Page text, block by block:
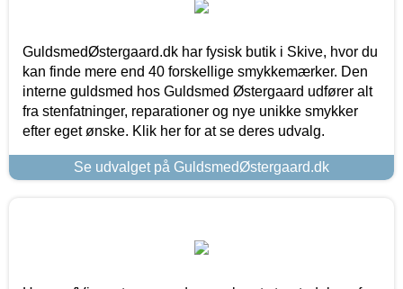
GuldsmedØstergaard.dk har fysisk butik i Skive, hvor du
kan finde mere end 40 forskellige smykkemærker. Den
interne guldsmed hos Guldsmed Østergaard udfører alt
fra stenfatninger, reparationer og nye unikke smykker
efter eget ønske. Klik her for at se deres udvalg.
Se udvalget på GuldsmedØstergaard.dk